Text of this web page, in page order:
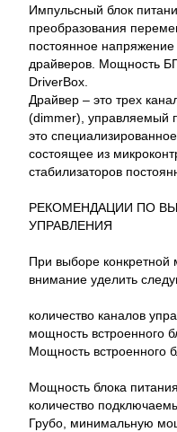
Импульсный блок
преобразования
постоянное
драйверов. Мощность
DriverBox.
Драйвер – это трех
(dimmer), управляемый
это
состоящее из
стабилизаторов
РЕКОМЕНДАЦИИ ПО
УПРАВЛЕНИЯ
При выборе конкретной
внимание уделить
количество каналов
мощность встроенного
Мощность встроенного
Мощность блока
количество
Грубо, минимальную